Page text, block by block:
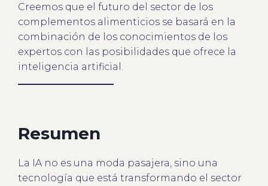
Creemos que el futuro del sector de los
complementos alimenticios se basará en la
combinación de los conocimientos de los
expertos con las posibilidades que ofrece la
inteligencia artificial.
Resumen
La IA no es una moda pasajera, sino una
tecnología que está transformando el sector